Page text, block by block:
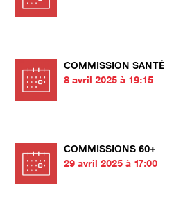
COMMISSION SANTÉ
8 avril 2025 à 19:15
COMMISSIONS 60+
29 avril 2025 à 17:00